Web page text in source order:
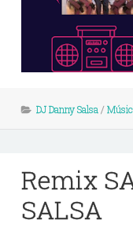
DJ Danny Salsa /
Remix
SALSA